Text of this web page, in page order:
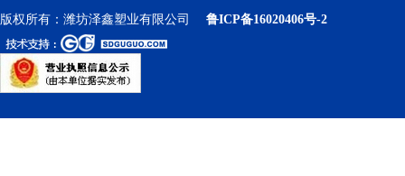
版权所有：潍坊泽鑫塑业有限公司 鲁ICP备16020406号-2